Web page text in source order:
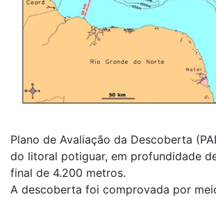
Plano de Avaliação da Descoberta
do litoral potiguar, em profundidade
final de 4.200 metros.
A descoberta foi comprovada por